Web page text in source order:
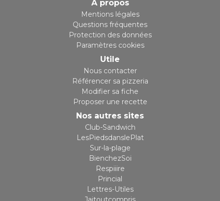
A propos
Mentions légales
Questions fréquentes
Protection des données
Paramètres cookies
Utile
Nous contacter
Référencer sa pizzeria
Modifier sa fiche
Proposer une recette
Nos autres sites
Club-Sandwich
LesPiedsdanslePlat
Sur-la-plage
BienchezSoi
Respiiire
Princial
Lettres-Utiles